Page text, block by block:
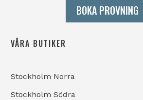
BOKA PROVNING
VÅRA BUTIKER
Stockholm Norra
Stockholm Södra